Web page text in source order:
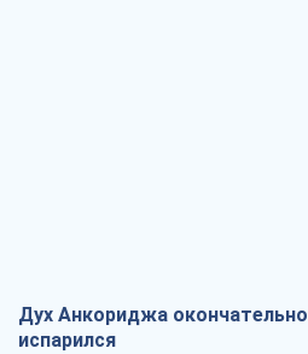
Дух Анкориджа окончательно
испарился